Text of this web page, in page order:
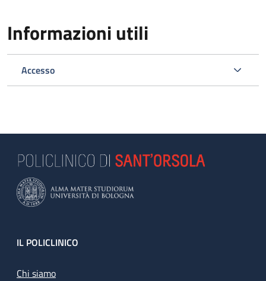
Informazioni utili
Accesso
Footer
IL POLICLINICO
Chi siamo